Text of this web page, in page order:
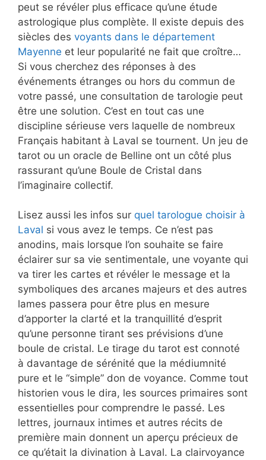
peut se révéler plus efficace qu’une étude
astrologique plus complète. Il existe depuis des
siècles des voyants dans le département
Mayenne et leur popularité ne fait que croître…
Si vous cherchez des réponses à des
événements étranges ou hors du commun de
votre passé, une consultation de tarologie peut
être une solution. C’est en tout cas une
discipline sérieuse vers laquelle de nombreux
Français habitant à Laval se tournent. Un jeu de
tarot ou un oracle de Belline ont un côté plus
rassurant qu’une Boule de Cristal dans
l’imaginaire collectif.
Lisez aussi les infos sur quel tarologue choisir à
Laval si vous avez le temps. Ce n’est pas
anodins, mais lorsque l’on souhaite se faire
éclairer sur sa vie sentimentale, une voyante qui
va tirer les cartes et révéler le message et la
symboliques des arcanes majeurs et des autres
lames passera pour être plus en mesure
d’apporter la clarté et la tranquillité d’esprit
qu’une personne tirant ses prévisions d’une
boule de cristal. Le tirage du tarot est connoté
à davantage de sérénité que la médiumnité
pure et le “simple” don de voyance. Comme tout
historien vous le dira, les sources primaires sont
essentielles pour comprendre le passé. Les
lettres, journaux intimes et autres récits de
première main donnent un aperçu précieux de
ce qu’était la divination à Laval. La clairvoyance